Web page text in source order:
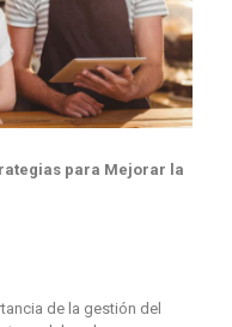
para Mejorar la
de la gestión del